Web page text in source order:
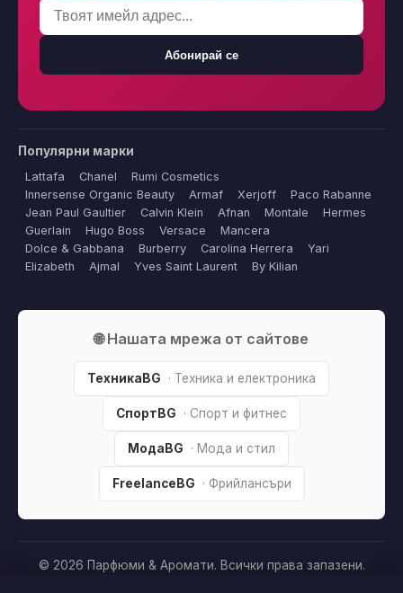
Абонирай се
Популярни марки
Lattafa Chanel
Rumi Cosmetics
Innersense Organic Beauty
Armaf Xerjoff
Paco Rabanne
Jean Paul Gaultier
Calvin Klein Afnan Montale
Hermes
Guerlain
Hugo Boss Versace
Mancera
Dolce & Gabbana
Burberry Carolina Herrera
Yari
Elizabeth
Ajmal Yves Saint Laurent By Kilian
🌐 Нашата мрежа от сайтове
ТехникаBG · Техника и електроника
СпортBG · Спорт и фитнес
МодаBG · Мода и стил
FreelanceBG · Фрийлансъри
© 2026 Парфюми & Аромати. Всички права запазени.